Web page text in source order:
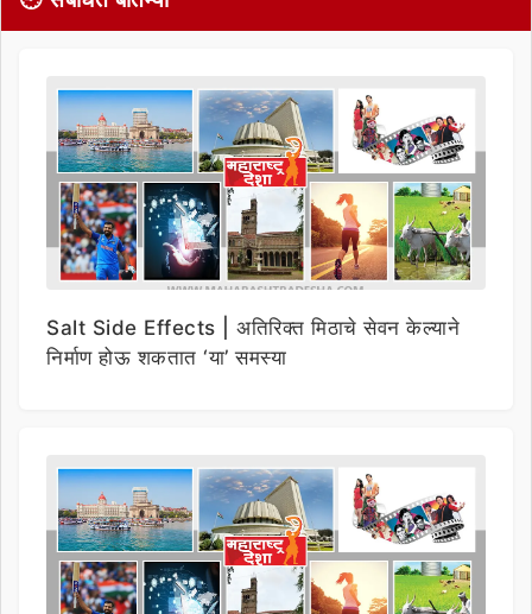
Salt Side Effects | अतिरिक्त मिठाचे सेवन केल्याने
निर्माण होऊ शकतात ‘या’ समस्या